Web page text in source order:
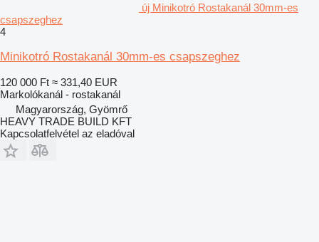
új Minikotró Rostakanál 30mm-es
csapszeghez
4
Minikotró Rostakanál 30mm-es csapszeghez
120 000 Ft ≈ 331,40 EUR
Markolókanál - rostakanál
Magyarország, Gyömrő
HEAVY TRADE BUILD KFT
Kapcsolatfelvétel az eladóval